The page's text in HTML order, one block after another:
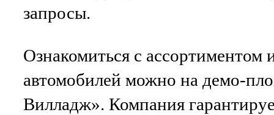
запросы.
Ознакомиться с
автомобилей можно на демо-
Вилладж». Компания